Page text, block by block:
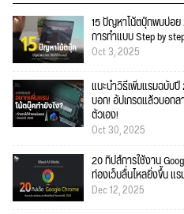
15 ปัญหาโน้ตบุ๊กพบบ่อย
การทำแบบ Step by
Oct 3, 2025
แนะนำวิธีเพิ่มแรมฉบับปี
บอก! อัปเกรดแล้วบอก
ตัวเอง!
Oct 30, 2025
20 ทิปส์การใช้งาน
ท่องเว็บลื่นไหลยิ่งขึ้น แร
Dec 12, 2025